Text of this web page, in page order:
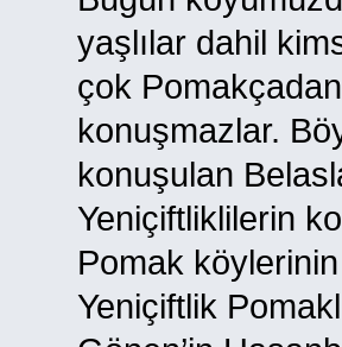
yaşlılar dahil
çok
konuşmazlar.
konuşulan
Yeniçiftliklilerin
Pomak
Yeniçiftlik